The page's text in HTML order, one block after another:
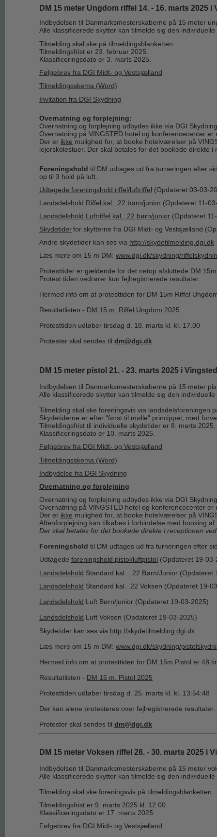
DM 15 meter Ungdom riffel 14. - 16. marts 2025 i
Indbydelsen til Danmarksmesterskaberne på 15 meter
Alle klassificerede skytter kan tilmelde sig den
Tilmelding skal ske på tilmeldingsblanketten.
Tilmeldingsfrist er 23. februar 2025.
Klassificeringsdato er 3. marts 2025.
Følgebrev fra DGI Midt- og Vestsjælland
Tilmeldingsskema (Word)
Invitation fra DGI Skydning
Overnatning og forplejning:
Overnatning og forplejning udbydes ikke via DGI
Overnatning på VINGSTED hotel og konferencecenter
Der er ikke mulighed for, at booke hotelværelser på
lejerskolestuer. Der skal betales for det bookede direkte i
Foreningshold til DM udtages ud fra turneringen efter
op til 3 hold på luft.
Udtagede foreningshold riffel/luftriffel (Opdateret 03-03-
Landsdelshold Riffel kal. .22 børn/junior (Opdateret 11-
Landsdelshold Luftriffel kal. .22 børn/junior (Opdateret
Skydetiderfor skytterne fra DGI Midt- og Vestsjælland
Andre skydetider kan ses via http://skydetilmelding.dgi.dk
Læs mere om 15 m DM: www.dgi.dk/skydning/
Protesttider er gældende for det netop afsluttede DM
Protest tiden vedrører kun fejlregistrerede resultater.
Hermed info om at protesttiden for DM 15m Riffel
Resultatlisten - DM 15 m. Riffel Ungdom 2025
Protesttiden udløber tirsdag d. 18. marts kl. kl. 17.00
Protester skal sendes til dm@dgi.dk
DM 15 meter pistol 21. - 23. marts 2025 i Vingsted
Indbydelsen til Danmarksmesterskaberne på 15 meter
Alle klassificerede skytter kan tilmelde sig den
Tilmelding skal ske foreningsvis via landsdelsforeningen
Skydetiderne er efter "først til mølle" princippet, med
Tilmeldingsfrist til individuelle skydetider er 8. marts
Klassificeringsdato er 10. marts 2025.
Følgebrev fra DGI Midt- og Vestsjælland
Tilmeldingsskema (Word)
Indbydelse fra DGI Skydning
Overnatning og forplejning
Overnatning og forplejning udbydes ikke via DGI
Overnatning på VINGSTED hotel og konferencecenter
Der er ikke mulighed for, at booke hotelværelser på
Aftenforplejning kan tilkøbes i forbindelse med booking af
Der skal betales for det bookede direkte i receptionen
Foreningshold til DM udtages ud fra turneringen efter
Udtagede foreningshold pistol/luftpistol (Opdateret 19-
Landsdelshold Standard kal . .22 Børn/Junior (Opdateret
Landsdelshold Standard kal. .22 Voksen (Opdateret 19-
Landsdelshold Luft Børn/junior (Opdateret 19-03-2025)
Landsdelshold Luft Voksen (Opdateret 19-03-2025)
Skydetider kan ses via http://skydetilmelding.dgi.dk
Læs mere om 15 m DM: www.dgi.dk/skydning/
Hermed info om at protesttiden for DM 15m Pistol er 48
Resultatlisten - DM 15 m. Pistol 2025
Protesttiden udløber tirsdag d. 25. marts kl. kl. 13:54:48
Der kan alene protesteres over fejlregistrerede resultater.
Protester skal sendes til dm@dgi.dk
DM 15 meter Voksen riffel 28. - 30. marts 2025 i
Indbydelsen til Danmarksmesterskaberne på 15 meter
Alle klassificerede skytter kan tilmelde sig den
Tilmelding skal ske foreningsvis på tilmeldingsblanketten.
Tilmeldingsfrist er 9. marts 2025 kl. 12.00.
Klassificeringsdato er 17. marts 2025.
Følgebrev fra DGI Midt- og Vestsjælland